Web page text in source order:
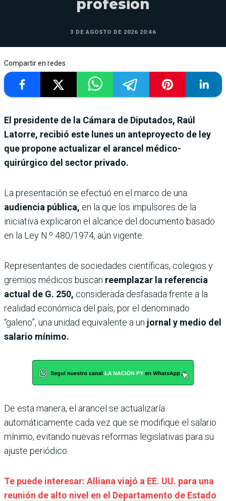
profesión
3 DE AGOSTO DE 2026 20:46
Compartir en redes
El presidente de la Cámara de Diputados, Raúl
Latorre, recibió este lunes un anteproyecto de ley
que propone actualizar el arancel médico-
quirúrgico del sector privado.
La presentación se efectuó en el marco de una
audiencia pública, en la que los impulsores de la
iniciativa explicaron el alcance del documento basado
en la Ley N.º 480/1974, aún vigente.
Representantes de sociedades científicas, colegios y
gremios médicos buscan reemplazar la referencia
actual de G. 250, considerada desfasada frente a la
realidad económica del país, por el denominado
“galeno”, una unidad equivalente a un jornal y medio del
salario mínimo.
De esta manera, el arancel se actualizaría
automáticamente cada vez que se modifique el salario
mínimo, evitando nuevas reformas legislativas para su
ajuste periódico.
Te puede interesar: Alliana viajó a EE. UU. para una
reunión de alto nivel en el Departamento de Estado